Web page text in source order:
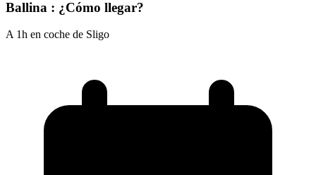
Ballina : ¿Cómo llegar?
A 1h en coche de Sligo